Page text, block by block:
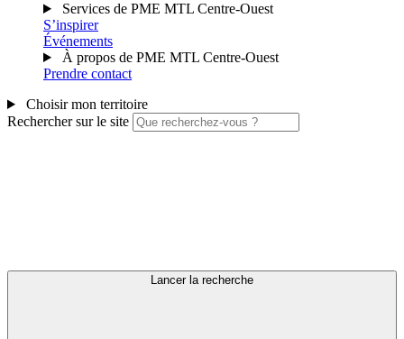
Services de PME MTL Centre-Ouest
S’inspirer
Événements
À propos de PME MTL Centre-Ouest
Prendre contact
Choisir mon territoire
Rechercher sur le site
Lancer la recherche